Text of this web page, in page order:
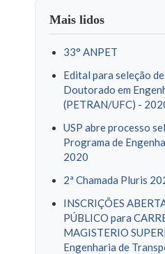
Mais lidos
33° ANPET
Edital para seleção
Doutorado em
(PETRAN/UFC) -
USP abre processo
Programa de
2020
2ª Chamada Pluris
INSCRIÇÕES
PÚBLICO para
MAGISTERIO
Engenharia de